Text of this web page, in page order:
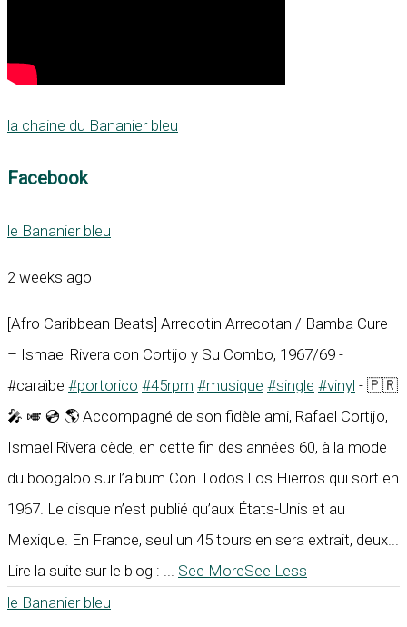
la chaine du Bananier bleu
Facebook
le Bananier bleu
2 weeks ago
[Afro Caribbean Beats] Arrecotin Arrecotan / Bamba Cure
– Ismael Rivera con Cortijo y Su Combo, 1967/69 -
#caraïbe #portorico #45rpm #musique #single #vinyl - 🇵🇷
🎤 🎺 💿 🌎 Accompagné de son fidèle ami, Rafael Cortijo,
Ismael Rivera cède, en cette fin des années 60, à la mode
du boogaloo sur l’album Con Todos Los Hierros qui sort en
1967. Le disque n’est publié qu’aux États-Unis et au
Mexique. En France, seul un 45 tours en sera extrait, deux...
Lire la suite sur le blog : ... See MoreSee Less
le Bananier bleu